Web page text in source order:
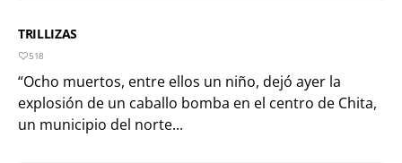
TRILLIZAS
518
“Ocho muertos, entre ellos un niño, dejó ayer la
explosión de un caballo bomba en el centro de Chita,
un municipio del norte...